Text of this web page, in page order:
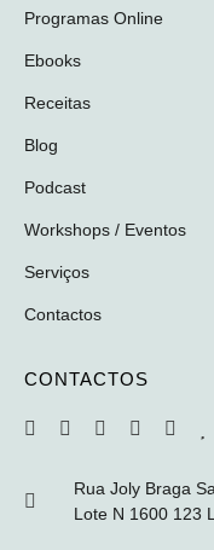
Programas Online
Ebooks
Receitas
Blog
Podcast
Workshops / Eventos
Serviços
Contactos
CONTACTOS
Rua Joly Braga
Lote N 1600 123